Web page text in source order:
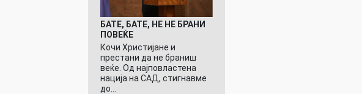
БАТЕ, БАТЕ, НЕ НЕ БРАНИ
ПОВЕЌЕ
Кочи Христијане и
престани да не браниш
веќе. Од најповластена
нација на САД, стигнавме
до…